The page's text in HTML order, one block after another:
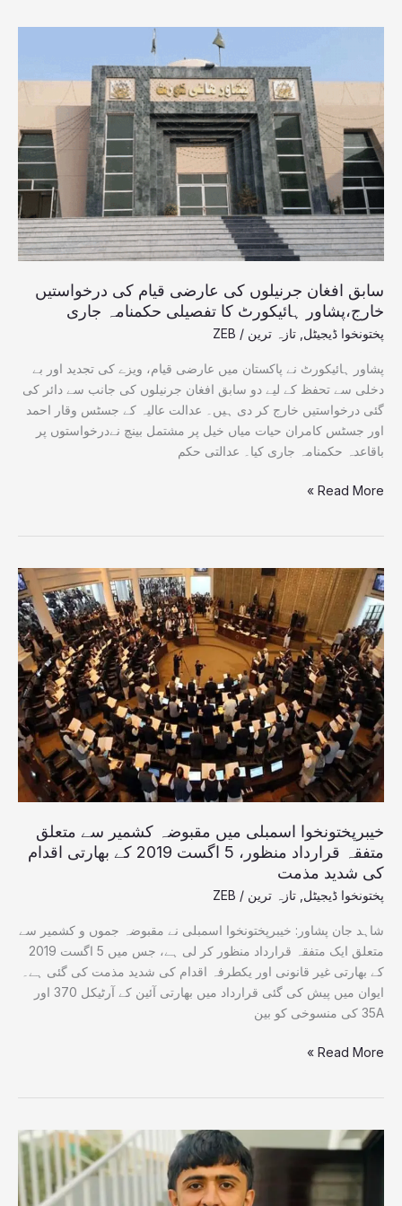
سابق افغان جرنیلوں کی عارضی قیام کی درخواستیں
خارج،پشاور ہائیکورٹ کا تفصیلی حکمنامہ جاری
پختونخوا ڈیجیٹل تازہ ترین /
ZEB
پشاور ہائیکورٹ نے پاکستان میں عارضی قیام، ویزے کی تجدید اور بے
دخلی سے تحفظ کے لیے دو سابق افغان جرنیلوں کی جانب سے دائر کی
گئی درخواستیں خارج کر دی ہیں۔ عدالت عالیہ کے جسٹس وقار احمد
اور جسٹس کامران حیات میاں خیل پر مشتمل بینچ نےدرخواستوں پر
باقاعدہ حکمنامہ جاری کیا۔ عدالتی حکم
جرنیلوں
عارضی
قیام
کی
درخواستیں
خارج،پشاور
ہائیکورٹ
کا
تفصیلی
حکمنامہ
جاری
Read More »
خیبرپختونخوا اسمبلی میں مقبوضہ کشمیر سے متعلق
متفقہ قرارداد منظور، 5 اگست 2019 کے بھارتی اقدام
کی شدید مذمت
پختونخوا ڈیجیٹل تازہ ترین /
ZEB
شاہد جان پشاور: خیبرپختونخوا اسمبلی نے مقبوضہ جموں و کشمیر سے
متعلق ایک متفقہ قرارداد منظور کر لی ہے، جس میں 5 اگست 2019
کے بھارتی غیر قانونی اور یکطرفہ اقدام کی شدید مذمت کی گئی ہے۔
ایوان میں پیش کی گئی قرارداد میں بھارتی آئین کے آرٹیکل 370 اور
35A کی منسوخی کو بین
خیبرپختونخوا
اسمبلی
میں
مقبوضہ
کشمیر
سے
متعلق
متفقہ
قرارداد
منظور،
5
اگست
2019
بھارتی
کی
شدید
مذمت
Read More »
ویزے
حقائق